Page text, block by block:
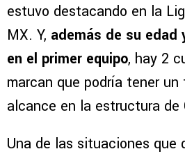
estuvo destacando en la
MX. Y, además de su
en el primer equipo, hay 2
marcan que podría tener
alcance en la estructura de
Una de las situaciones que